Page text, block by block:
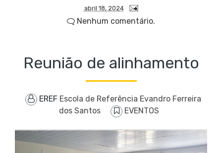
abril 18, 2024
Nenhum comentário.
Reunião de alinhamento
EREF Escola de Referência Evandro Ferreira
dos Santos
EVENTOS